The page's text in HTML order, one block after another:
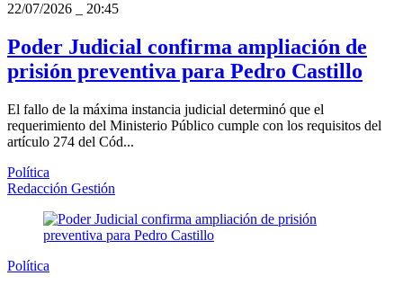
22/07/2026
20:45
Poder Judicial confirma ampliación de
prisión preventiva para Pedro Castillo
El fallo de la máxima instancia judicial determinó que el
requerimiento del Ministerio Público cumple con los requisitos del
artículo 274 del Cód...
Política
Redacción Gestión
Política